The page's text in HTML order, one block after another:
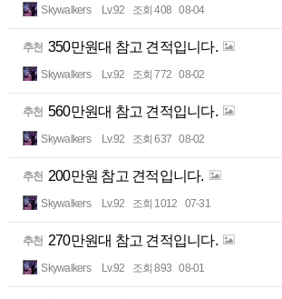
Skywalkers Lv.92 조회 408 08-04
추천 350만원대 참고 견적입니다.
Skywalkers Lv.92 조회 772 08-02
추천 560만원대 참고 견적입니다.
Skywalkers Lv.92 조회 637 08-02
추천 200만원 참고 견적입니다.
Skywalkers Lv.92 조회 1012 07-31
추천 270만원대 참고 견적입니다.
Skywalkers Lv.92 조회 893 08-01